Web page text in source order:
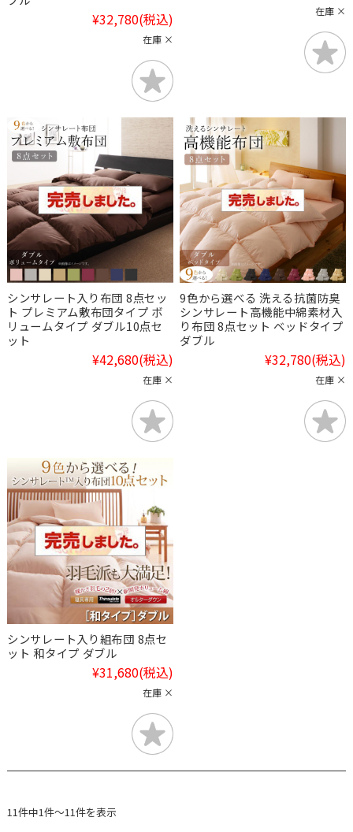
¥32,780(税込)
在庫 ×
在庫 ×
シンサレート入り布団 8点セッ
ト プレミアム敷布団タイプ ボ
リュームタイプ ダブル10点セ
ット
¥42,680(税込)
在庫 ×
9色から選べる 洗える抗菌防臭
シンサレート高機能中綿素材入
り布団 8点セット ベッドタイプ
ダブル
¥32,780(税込)
在庫 ×
シンサレート入り組布団 8点セ
ット 和タイプ ダブル
¥31,680(税込)
在庫 ×
11件中1件～11件を表示